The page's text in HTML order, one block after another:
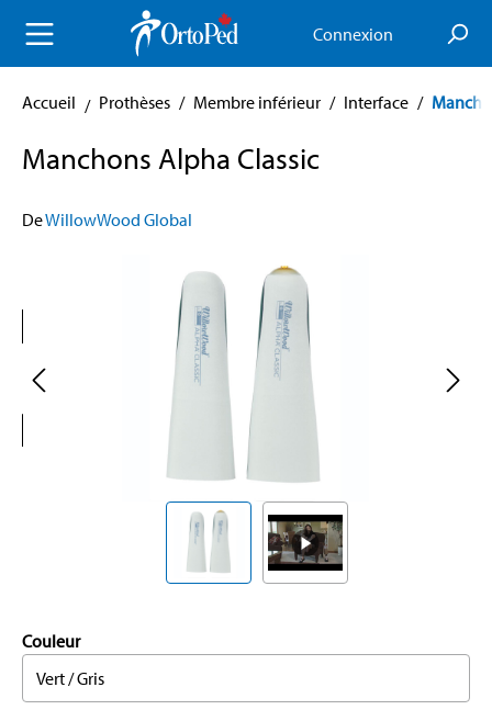
principal Connexion
Accueil Prothèses / Membre inférieur / Interface /
Manchons Alpha Classic
DeWillowWood Global
Couleur
Vert / Gris